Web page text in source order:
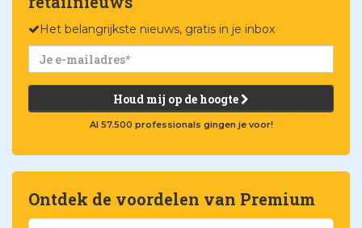
Het belangrijkste nieuws, gratis in je inbox
Houd mij op de hoogte
Al 57.500 professionals gingen je voor!
Ontdek de voordelen van Premium